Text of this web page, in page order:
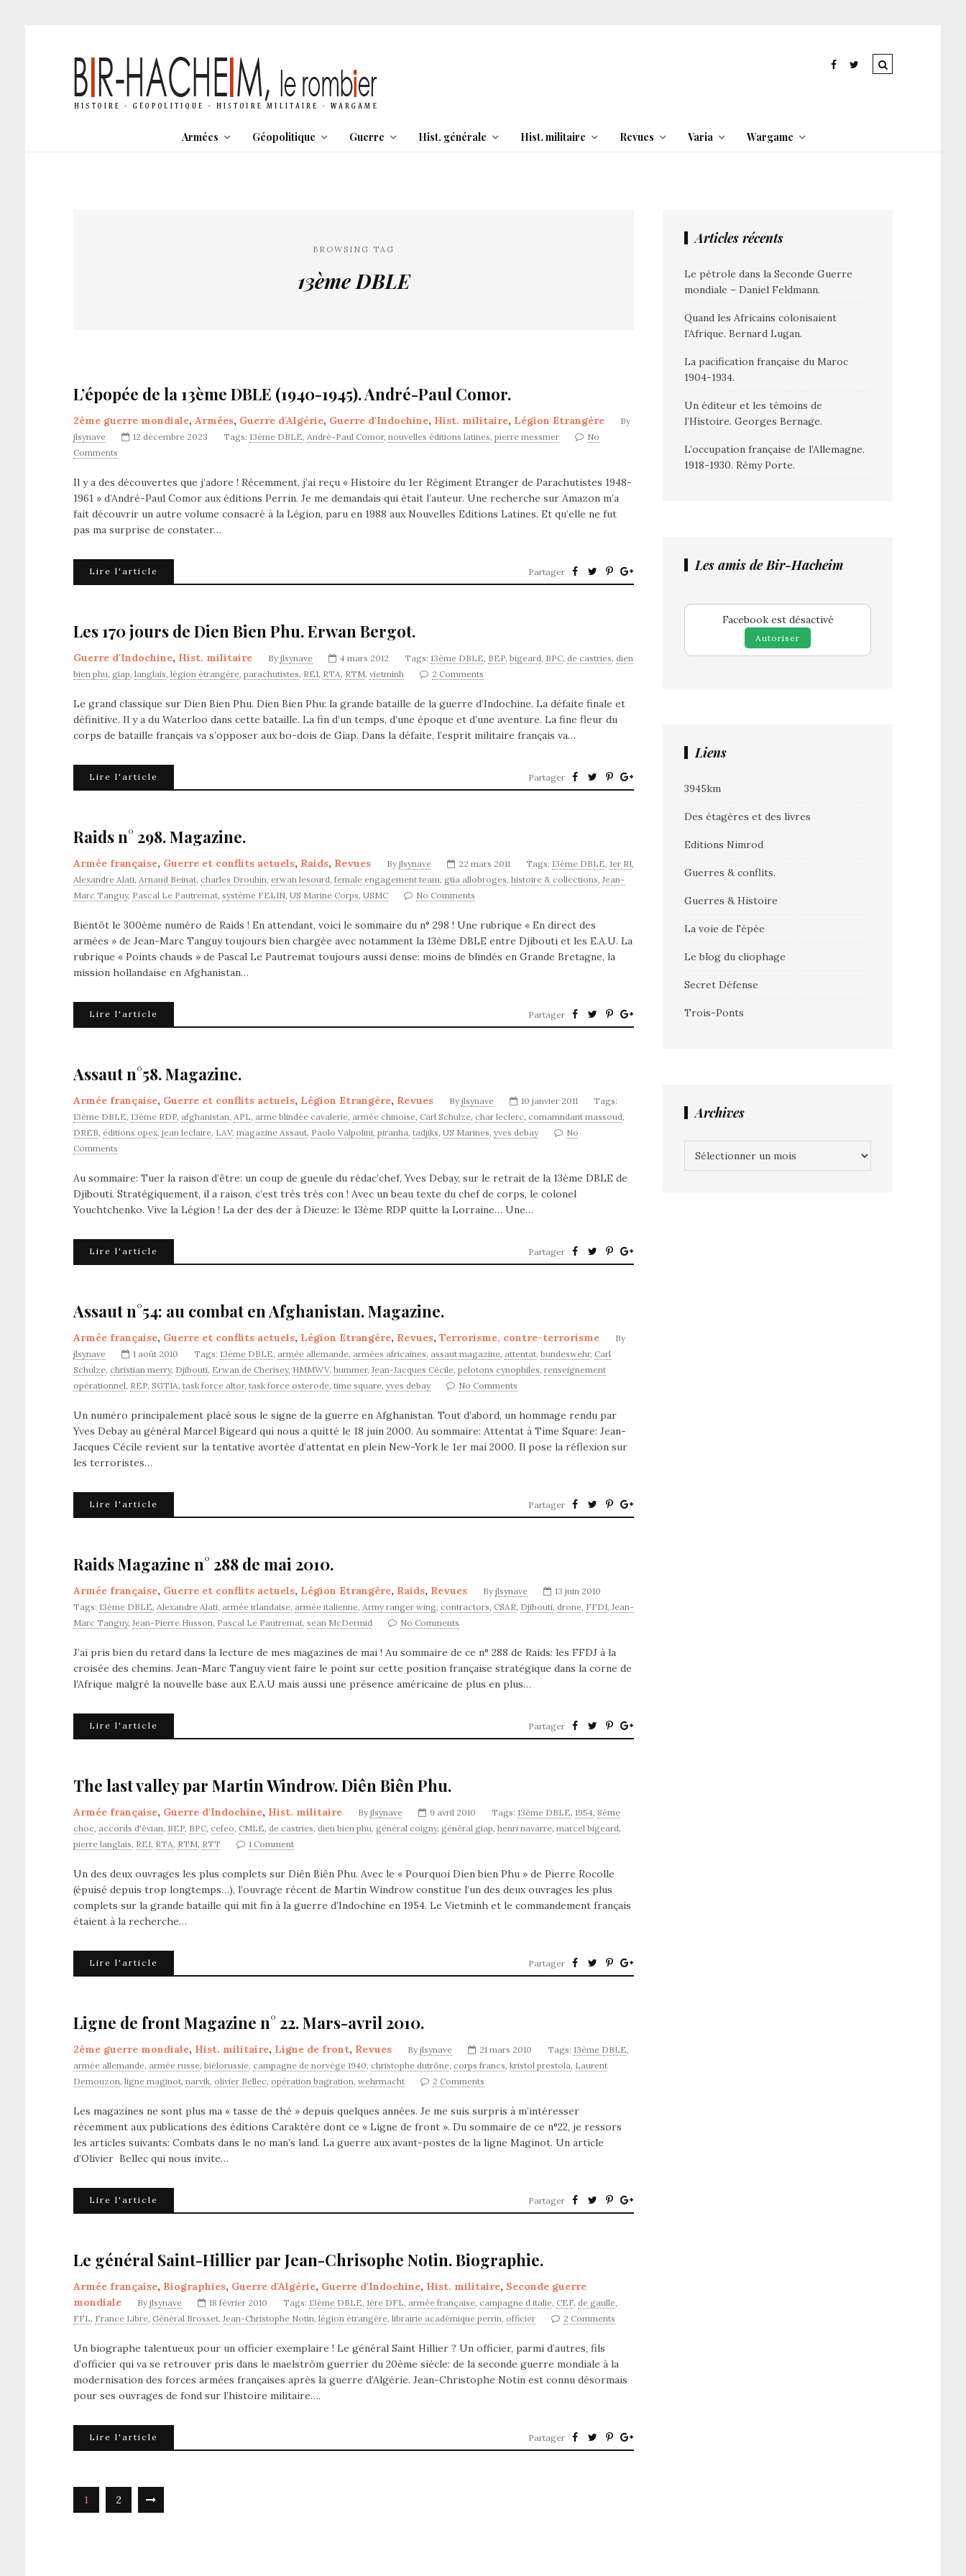
Armées Géopolitique Guerre Hist. générale Hist. militaire Revues Varia Wargame
BROWSING TAG
13ème DBLE
L’épopée de la 13ème DBLE (1940-1945). André-Paul Comor.
2ème guerre mondiale, Armées, Guerre d'Algérie, Guerre d'Indochine, Hist. militaire, Légion Etrangère
By
jlsynave
12 décembre 2023 Tags: 13ème DBLE, André-Paul Comor, nouvelles éditions latines, pierre messmer
No
Comments
Il y a des découvertes que j’adore ! Récemment, j’ai reçu « Histoire du 1er Régiment Etranger de Parachutistes 1948-
1961 » d’André-Paul Comor aux éditions Perrin. Je me demandais qui était l’auteur. Une recherche sur Amazon m’a
fait découvrir un autre volume consacré à la Légion, paru en 1988 aux Nouvelles Editions Latines. Et qu’elle ne fut
pas ma surprise de constater…
Lire l'article Partager
Les 170 jours de Dien Bien Phu. Erwan Bergot.
Guerre d'Indochine, Hist. militaire By jlsynave 4 mars 2012 Tags: 13ème DBLE, BEP, bigeard, BPC, de castries, dien
bien phu, giap, langlais, légion étrangère, parachutistes, REI, RTA, RTM, vietminh 2 Comments
Le grand classique sur Dien Bien Phu. Dien Bien Phu: la grande bataille de la guerre d’Indochine. La défaite finale et
définitive. Il y a du Waterloo dans cette bataille. La fin d’un temps, d’une époque et d’une aventure. La fine fleur du
corps de bataille français va s’opposer aux bo-dois de Giap. Dans la défaite, l’esprit militaire français va…
Lire l'article Partager
Raids n° 298. Magazine.
Armée française, Guerre et conflits actuels, Raids, Revues By jlsynave 22 mars 2011 Tags: 13ème DBLE, 1er RI,
Alexandre Alati, Arnaud Beinat, charles Drouhin, erwan lesourd, female engagement team, gtia allobroges, histoire & collections,Jean-
Marc Tanguy, Pascal Le Pautremat, système FELIN, US Marine Corps, USMC No Comments
Bientôt le 300ème numéro de Raids ! En attendant, voici le sommaire du n° 298 ! Une rubrique « En direct des
armées » de Jean-Marc Tanguy toujours bien chargée avec notamment la 13ème DBLE entre Djibouti et les E.A.U. La
rubrique « Points chauds » de Pascal Le Pautremat toujours aussi dense: moins de blindés en Grande Bretagne, la
mission hollandaise en Afghanistan…
Lire l'article Partager
Assaut n°58. Magazine.
Armée française, Guerre et conflits actuels, Légion Etrangère, Revues By jlsynave 10 janvier 2011
Tags:
13ème DBLE, 13ème RDP, afghanistan, APL, arme blindée cavalerie, armée chinoise, Carl Schulze, char leclerc, comamndant massoud,
DREB, éditions opex, jean leclaire, LAV, magazine Assaut, Paolo Valpolini, piranha, tadjiks, US Marines, yves debay
No
Comments
Au sommaire: Tuer la raison d’être: un coup de gueule du rédac’chef, Yves Debay, sur le retrait de la 13ème DBLE de
Djibouti. Stratégiquement, il a raison, c’est très très con ! Avec un beau texte du chef de corps, le colonel
Youchtchenko. Vive la Légion ! La der des der à Dieuze: le 13ème RDP quitte la Lorraine… Une…
Lire l'article Partager
Assaut n°54: au combat en Afghanistan. Magazine.
Armée française, Guerre et conflits actuels, Légion Etrangère, Revues, Terrorisme, contre-terrorisme
By
jlsynave
1 août 2010 Tags: 13ème DBLE, armée allemande, armées africaines, assaut magazine, attentat, bundeswehr, Carl
Schulze, christian merry, Djibouti, Erwan de Cherisey, HMMWV, hummer,Jean-Jacques Cécile, pelotons cynophiles, renseignement
opérationnel, REP, SGTIA, task force altor, task force osterode, time square, yves debay No Comments
Un numéro principalement placé sous le signe de la guerre en Afghanistan. Tout d’abord, un hommage rendu par
Yves Debay au général Marcel Bigeard qui nous a quitté le 18 juin 2000. Au sommaire: Attentat à Time Square: Jean-
Jacques Cécile revient sur la tentative avortée d’attentat en plein New-York le 1er mai 2000. Il pose la réflexion sur
les terroristes…
Lire l'article Partager
Raids Magazine n° 288 de mai 2010.
Armée française, Guerre et conflits actuels, Légion Etrangère, Raids, Revues By jlsynave
13 juin 2010
Tags: 13ème DBLE, Alexandre Alati, armée irlandaise, armée italienne, Army ranger wing, contractors, CSAR, Djibouti, drone, FFDI,Jean-
Marc Tanguy,Jean-Pierre Husson, Pascal Le Pautremat, sean McDermid No Comments
J’ai pris bien du retard dans la lecture de mes magazines de mai ! Au sommaire de ce n° 288 de Raids: les FFDJ à la
croisée des chemins. Jean-Marc Tanguy vient faire le point sur cette position française stratégique dans la corne de
l’Afrique malgré la nouvelle base aux E.A.U mais aussi une présence américaine de plus en plus…
Lire l'article Partager
The last valley par Martin Windrow. Diên Biên Phu.
Armée française, Guerre d'Indochine, Hist. militaire By jlsynave 9 avril 2010 Tags: 13ème DBLE, 1954, 8ème
choc, accords d'évian, BEP, BPC, cefeo, CMLE, de castries, dien bien phu, général coigny, général giap, henri navarre, marcel bigeard,
pierre langlais, REI, RTA, RTM, RTT 1 Comment
Un des deux ouvrages les plus complets sur Diên Biên Phu. Avec le « Pourquoi Dien bien Phu » de Pierre Rocolle
(épuisé depuis trop longtemps…), l’ouvrage récent de Martin Windrow constitue l’un des deux ouvrages les plus
complets sur la grande bataille qui mit fin à la guerre d’Indochine en 1954. Le Vietminh et le commandement français
étaient à la recherche…
Lire l'article Partager
Ligne de front Magazine n° 22. Mars-avril 2010.
2ème guerre mondiale, Hist. militaire, Ligne de front, Revues By jlsynave 21 mars 2010 Tags: 13ème DBLE,
armée allemande, armée russe, biélorussie, campagne de norvège 1940, christophe dutrône, corps francs, kristol prestola, Laurent
Demouzon, ligne maginot, narvik, olivier Bellec, opération bagration, wehrmacht 2 Comments
Les magazines ne sont plus ma « tasse de thé » depuis quelques années. Je me suis surpris à m’intéresser
récemment aux publications des éditions Caraktère dont ce « Ligne de front ». Du sommaire de ce n°22, je ressors
les articles suivants: Combats dans le no man’s land. La guerre aux avant-postes de la ligne Maginot. Un article
d’Olivier Bellec qui nous invite…
Lire l'article Partager
Le général Saint-Hillier par Jean-Chrisophe Notin. Biographie.
Armée française, Biographies, Guerre d'Algérie, Guerre d'Indochine, Hist. militaire, Seconde guerre
mondiale
By jlsynave 18 février 2010 Tags: 13ème DBLE, 1ère DFL, armée française, campagne d italie, CEF, de gaulle,
FFL, France Libre, Général Brosset,Jean-Christophe Notin, légion étrangère, librairie académique perrin, officier 2 Comments
Un biographe talentueux pour un officier exemplaire ! Le général Saint Hillier ? Un officier, parmi d’autres, fils
d’officier qui va se retrouver pris dans le maelström guerrier du 20ème siècle: de la seconde guerre mondiale à la
modernisation des forces armées françaises après la guerre d’Algérie. Jean-Christophe Notin est connu désormais
pour ses ouvrages de fond sur l’histoire militaire….
Lire l'article Partager
1 2
Articles récents
Le pétrole dans la Seconde Guerre
mondiale – Daniel Feldmann.
Quand les Africains colonisaient
l’Afrique. Bernard Lugan.
La pacification française du Maroc
1904-1934.
Un éditeur et les témoins de
l’Histoire. Georges Bernage.
L’occupation française de l’Allemagne.
1918-1930. Rémy Porte.
Les amis de Bir-Hacheim
Facebook est désactivé
Autoriser
Liens
3945km
Des étagères et des livres
Editions Nimrod
Guerres & conflits.
Guerres & Histoire
La voie de l'épée
Le blog du cliophage
Secret Défense
Trois-Ponts
Archives